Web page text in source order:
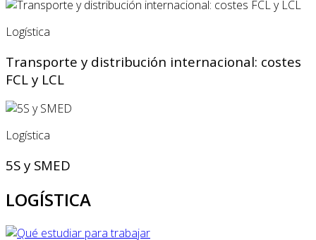
Logística
Transporte y distribución internacional: costes
FCL y LCL
Logística
5S y SMED
LOGÍSTICA